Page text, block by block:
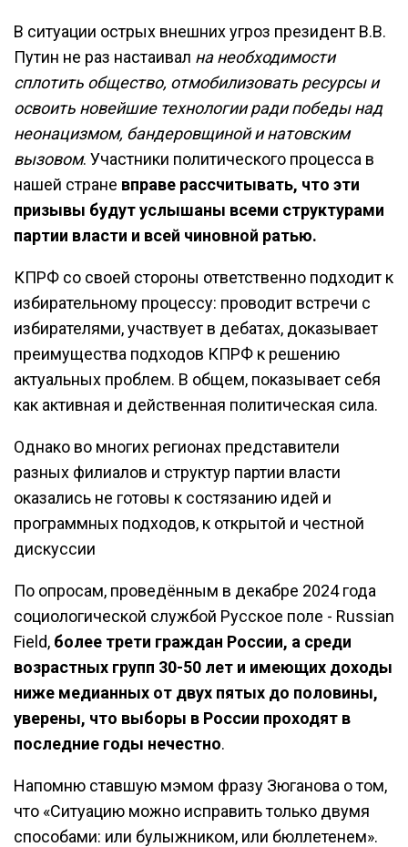
В ситуации острых внешних угроз президент В.В.
Путин не раз настаивал на необходимости
сплотить общество, отмобилизовать ресурсы и
освоить новейшие технологии ради победы над
неонацизмом, бандеровщиной и натовским
вызовом. Участники политического процесса в
нашей стране вправе рассчитывать, что эти
призывы будут услышаны всеми структурами
партии власти и всей чиновной ратью.
КПРФ со своей стороны ответственно подходит к
избирательному процессу: проводит встречи с
избирателями, участвует в дебатах, доказывает
преимущества подходов КПРФ к решению
актуальных проблем. В общем, показывает себя
как активная и действенная политическая сила.
Однако во многих регионах представители
разных филиалов и структур партии власти
оказались не готовы к состязанию идей и
программных подходов, к открытой и честной
дискуссии
По опросам, проведённым в декабре 2024 года
социологической службой Русское поле - Russian
Field, более трети граждан России, а среди
возрастных групп 30-50 лет и имеющих доходы
ниже медианных от двух пятых до половины,
уверены, что выборы в России проходят в
последние годы нечестно.
Напомню ставшую мэмом фразу Зюганова о том,
что «Ситуацию можно исправить только двумя
способами: или булыжником, или бюллетенем».